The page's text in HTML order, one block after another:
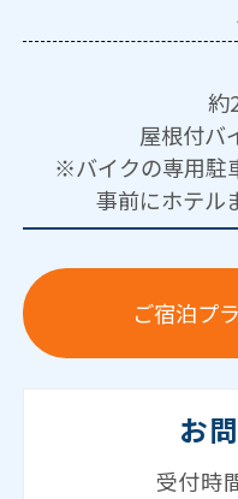
約
屋根付バ
※バイクの専用駐
事前にホテル
ご宿泊プ
お
受付時